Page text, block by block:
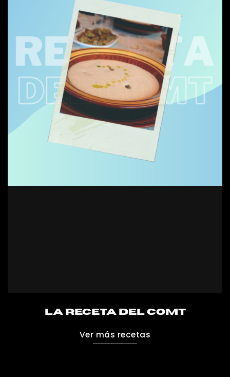
La receta del comt
Ver más recetas